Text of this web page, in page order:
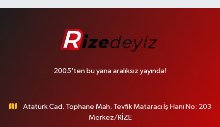
2005'ten bu yana aralıksız yayında!
Atatürk Cad. Tophane Mah. Tevfik Mataracı İş Hanı No: 203
Merkez/RİZE